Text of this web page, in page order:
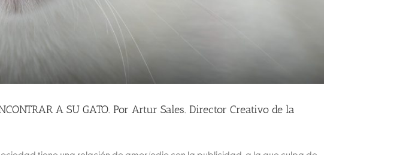
A SU GATO. Por Artur Sales. Director Creativo de la